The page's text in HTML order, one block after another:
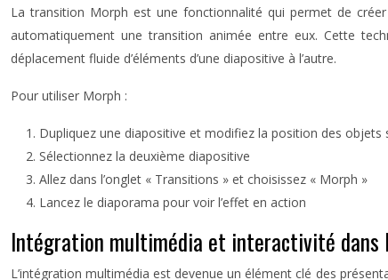
La transition Morph est une fonctionnalité qui permet de
automatiquement une transition animée entre eux. Cette
déplacement fluide d’éléments d’une diapositive à l’autre.
Pour utiliser Morph :
Dupliquez une diapositive et modifiez la position des objets
Sélectionnez la deuxième diapositive
Allez dans l’onglet « Transitions » et choisissez « Morph »
Lancez le diaporama pour voir l’effet en action
Intégration multimédia et interactivité dans
L’intégration multimédia est devenue un élément clé des